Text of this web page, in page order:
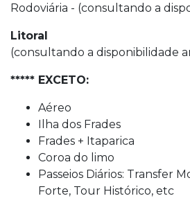
Rodoviária - (consultando a
Litoral
(consultando a disponibilidade
***** EXCETO:
Aéreo
Ilha dos Frades
Frades + Itaparica
Coroa do limo
Passeios Diários: Transfer
Forte, Tour Histórico, etc